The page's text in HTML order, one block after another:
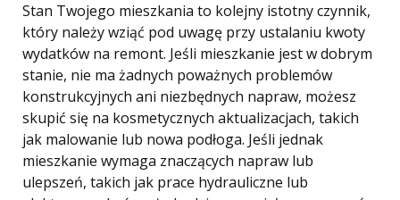
Stan Twojego mieszkania to kolejny istotny czynnik,
który należy wziąć pod uwagę przy ustalaniu kwoty
wydatków na remont. Jeśli mieszkanie jest w dobrym
stanie, nie ma żadnych poważnych problemów
konstrukcyjnych ani niezbędnych napraw, możesz
skupić się na kosmetycznych aktualizacjach, takich
jak malowanie lub nowa podłoga. Jeśli jednak
mieszkanie wymaga znaczących napraw lub
ulepszeń, takich jak prace hydrauliczne lub